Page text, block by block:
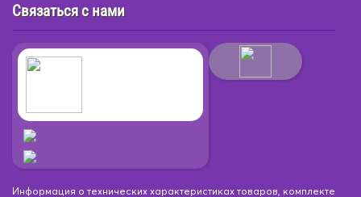
Связаться с нами
Информация о технических характеристиках товаров, комплекте